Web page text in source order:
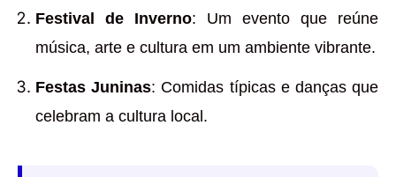
Festival de Inverno: Um evento que reúne
música, arte e cultura em um ambiente vibrante.
Festas Juninas: Comidas típicas e danças que
celebram a cultura local.